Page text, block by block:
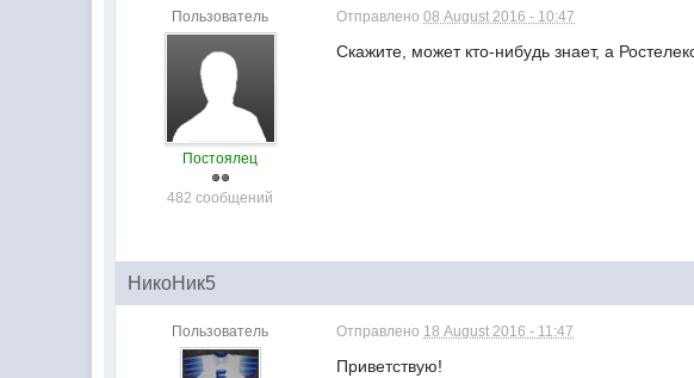
Пользователь
Постоялец
482 сообщений
Отправлено08 August 2016 - 10:47
Скажите, может кто-нибудь знает, а
НикоНик5
Пользователь Отправлено 18 August 2016 - 11:47
Приветствую!